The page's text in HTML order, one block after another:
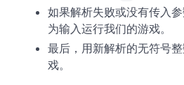
如果解析失败或没有传入
为输入运行我们的游戏。
最后，用新解析的无符号
戏。